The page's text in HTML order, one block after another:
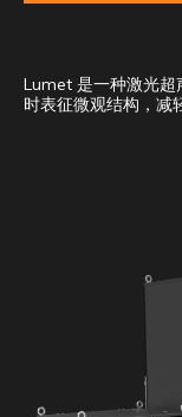
Lumet 是一种激光超
时表征微观结构，减